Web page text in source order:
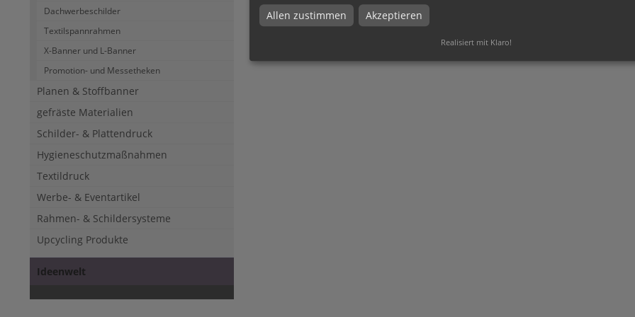
Dachwerbeschilder
Textilspannrahmen
X-Banner und L-Banner
Promotion- und Messetheken
Planen & Stoffbanner
gefräste Materialien
Schilder- & Plattendruck
Hygieneschutzmaßnahmen
Textildruck
Werbe- & Eventartikel
Rahmen- & Schildersysteme
Upcycling Produkte
Ideenwelt
Allen zustimmen Akzeptieren
Realisiert mit Klaro!